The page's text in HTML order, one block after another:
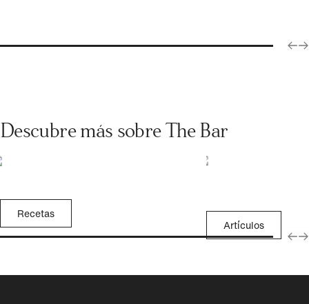
Descubre más sobre The Bar
Recetas
Artículos